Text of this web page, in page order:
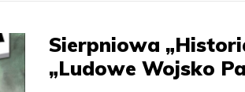
Sierpniowa
„Ludowe Wojsko